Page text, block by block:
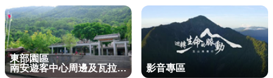
線上預約申請
線上預約進度查詢
登高登頂紀念證書申辦
生物多樣性平台
Taibif系統
保育類野生動物名錄
通盤檢討
數位典藏
業務統計
線上檔案展
檔案應用申請服務
檔案知識補給站
民眾申辦服務
民眾申辦服務
申辦項目查詢
Taglog
ไทย
東部園區
南安遊客中心周邊及瓦拉米步道
影音專區